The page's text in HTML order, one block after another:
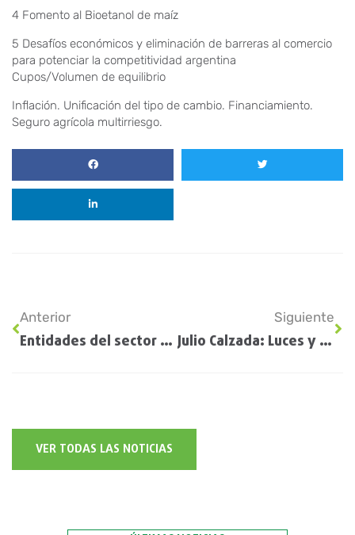
4 Fomento al Bioetanol de maíz
5 Desafíos económicos y eliminación de barreras al comercio
para potenciar la competitividad argentina
Cupos/Volumen de equilibrio
Inflación. Unificación del tipo de cambio. Financiamiento.
Seguro agrícola multirriesgo.
Anterior
Entidades del sector agropecuario manifiestan preocupación por el paro de transportistas
Siguiente
Julio Calzada: Luces y sombras para la Revolución del Sorgo en Argentina
VER TODAS LAS NOTICIAS